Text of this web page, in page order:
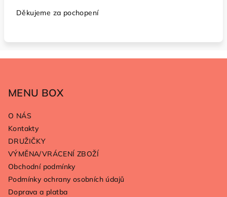
Děkujeme za pochopení
MENU BOX
O NÁS
Kontakty
DRUŽIČKY
VÝMĚNA/VRÁCENÍ ZBOŽÍ
Obchodní podmínky
Podmínky ochrany osobních údajů
Doprava a platba